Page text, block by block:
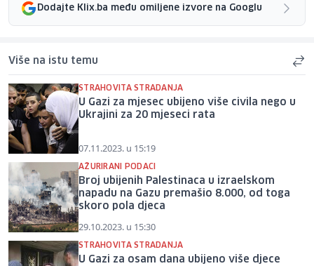
Dodajte Klix.ba među omiljene izvore na Googlu
Više na istu temu
STRAHOVITA STRADANJA
U Gazi za mjesec ubijeno više civila nego u
Ukrajini za 20 mjeseci rata
07.11.2023. u 15:19
AŽURIRANI PODACI
Broj ubijenih Palestinaca u izraelskom
napadu na Gazu premašio 8.000, od toga
skoro pola djeca
29.10.2023. u 15:30
STRAHOVITA STRADANJA
U Gazi za osam dana ubijeno više djece